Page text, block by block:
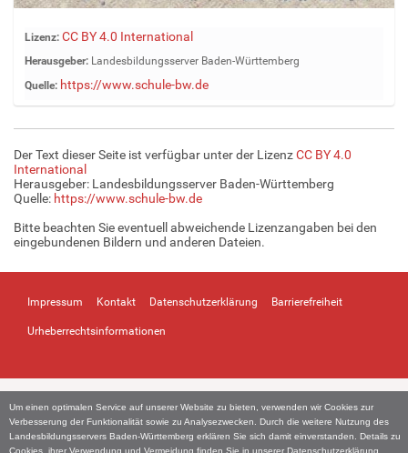
Um einen optimalen Service auf unserer Website zu bieten, verwenden wir Cookies zur
Verbesserung der Funktionalität sowie zu Analysezwecken. Durch die weitere Nutzung des
Landesbildungsservers Baden-Württemberg erklären Sie sich damit einverstanden. Details zu
Cookies, ihrer Verwendung und Vermeidung finden Sie in unserer Datenschutzerklärung
Z
e
g
e
B
l
d
i
v
l
e
ö
e
…
Lizenz: CC BY 4.0 International
Herausgeber: Landesbildungsserver Baden-Württemberg
Quelle: https://www.schule-bw.de
Der Text dieser Seite ist verfügbar unter der LizenzCC BY 4.0
International
Herausgeber: Landesbildungsserver Baden-Württemberg
Quelle: https://www.schule-bw.de
Bitte beachten Sie eventuell abweichende Lizenzangaben bei den
eingebundenen Bildern und anderen Dateien.
Impressum Kontakt Datenschutzerklärung Barrierefreiheit
Urheberrechtsinformationen